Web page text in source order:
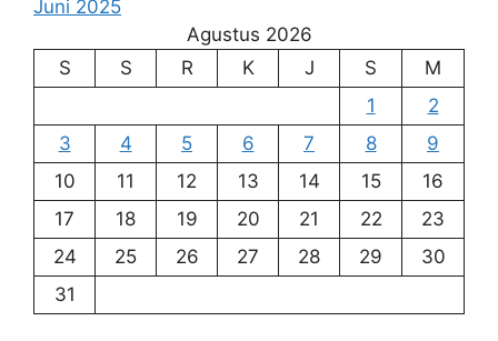
Juni 2025
Agustus 2026
S
S R K J S
M
1
2
3
4 5 6 7 8
9
10
11 12 13 14 15
16
17
18 19 20 21 22
23
24
25 26 27 28 29
30
31